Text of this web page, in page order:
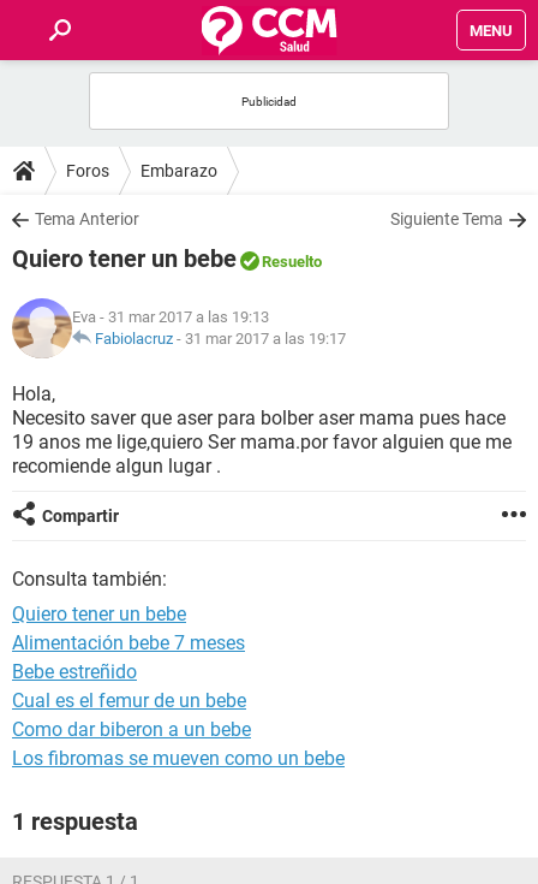
MENU
FOROS
SALUD
FAMILIA
NUTRICIÓN
BIENESTAR
SEXUALIDAD
GLOSARIO
Foros Embarazo
Tema Anterior Siguiente Tema
Quiero tener un bebe Resuelto
Eva - 31 mar 2017 a las 19:13
Fabiolacruz - 31 mar 2017 a las 19:17
Hola,
Necesito saver que aser para bolber aser mama pues hace
19 anos me lige,quiero Ser mama.por favor alguien que me
recomiende algun lugar .
Compartir
Consulta también:
Quiero tener un bebe
Alimentación bebe 7 meses
Bebe estreñido
Cual es el femur de un bebe
Como dar biberon a un bebe
Los fibromas se mueven como un bebe
1 respuesta